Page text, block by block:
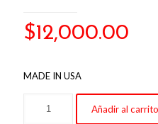
$12,000.00
MADE IN USA
Añadir al carrito